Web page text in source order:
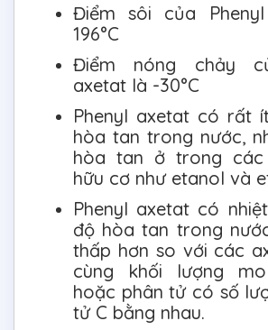
Điểm sôi của
196°C
Điểm nóng chảy
axetat là -30°C
Phenyl axetat có rất
hòa tan trong nước,
hòa tan ở trong các
hữu cơ như etanol và
Phenyl axetat có
độ hòa tan trong
thấp hơn so với các
cùng khối lượng
hoặc phân tử có số
tử C bằng nhau.